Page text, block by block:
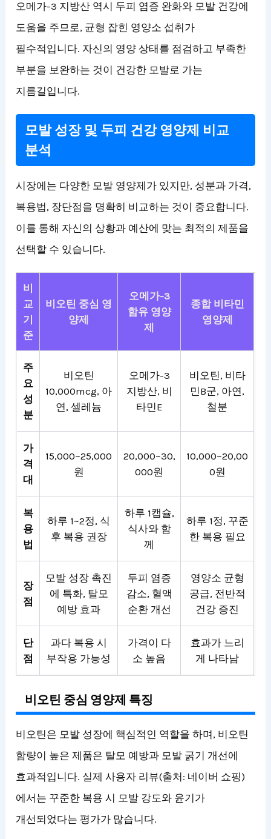
오메가-3 지방산 역시 두피 염증 완화와 모발 건강에
도움을 주므로, 균형 잡힌 영양소 섭취가
필수적입니다. 자신의 영양 상태를 점검하고 부족한
부분을 보완하는 것이 건강한 모발로 가는
지름길입니다.
모발 성장 및 두피 건강 영양제 비교
분석
시장에는 다양한 모발 영양제가 있지만, 성분과 가격,
복용법, 장단점을 명확히 비교하는 것이 중요합니다.
이를 통해 자신의 상황과 예산에 맞는 최적의 제품을
선택할 수 있습니다.
비
교
기
준
비오틴 중심 영
양제
오메가-3
함유 영양
제
종합 비타민
영양제
주
요
성
분
비오틴
10,000mcg, 아
연, 셀레늄
오메가-3
지방산, 비
타민E
비오틴, 비타
민B군, 아연,
철분
가
격
대
15,000~25,000
원
20,000~30,
000원
10,000~20,00
0원
복
용
법
하루 1~2정, 식
후 복용 권장
하루 1캡슐,
식사와 함
께
하루 1정, 꾸준
한 복용 필요
장
점
모발 성장 촉진
에 특화, 탈모
예방 효과
두피 염증
감소, 혈액
순환 개선
영양소 균형
공급, 전반적
건강 증진
단
점
과다 복용 시
부작용 가능성
가격이 다
소 높음
효과가 느리
게 나타남
비오틴 중심 영양제 특징
비오틴은 모발 성장에 핵심적인 역할을 하며, 비오틴
함량이 높은 제품은 탈모 예방과 모발 굵기 개선에
효과적입니다. 실제 사용자 리뷰(출처: 네이버 쇼핑)
에서는 꾸준한 복용 시 모발 강도와 윤기가
개선되었다는 평가가 많습니다.